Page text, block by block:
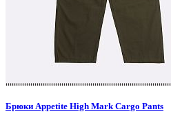
Брюки Appetite High Mark Cargo Pants